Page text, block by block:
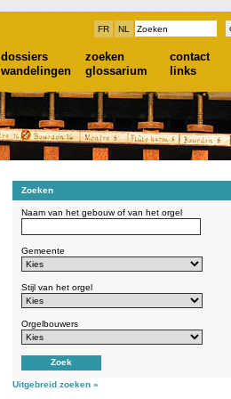
FR NL
dossiers zoeken
contact
wandelingen glossarium links
Zoeken
Naam van het gebouw of van het orgel
Gemeente
Stijl van het orgel
Orgelbouwers
Uitgebreid zoeken »